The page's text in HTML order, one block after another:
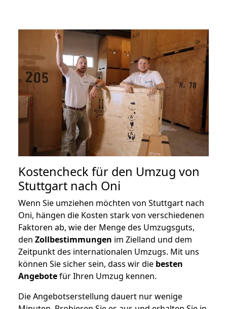
Kostencheck für den Umzug von
Stuttgart nach Oni
Wenn Sie umziehen möchten von Stuttgart nach
Oni, hängen die Kosten stark von verschiedenen
Faktoren ab, wie der Menge des Umzugsguts,
den Zollbestimmungen im Zielland und dem
Zeitpunkt des internationalen Umzugs. Mit uns
können Sie sicher sein, dass wir die besten
Angebotefür Ihren Umzug kennen.
Die Angebotserstellung dauert nur wenige